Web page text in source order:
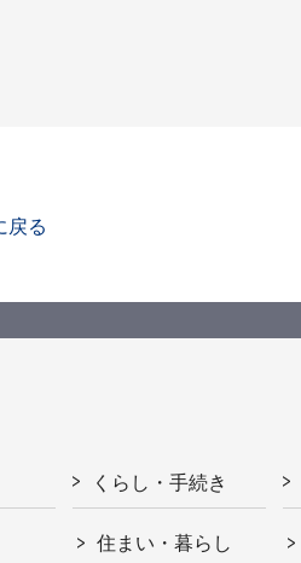
戻る
くらし・手続き
住まい・暮らし